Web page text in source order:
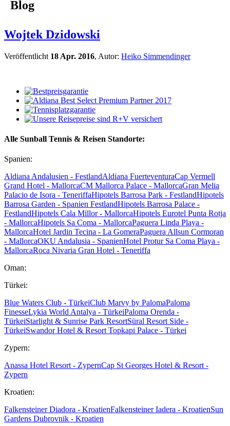
Blog
Wojtek Dzidowski
Veröffentlicht 18 Apr. 2016, Autor: Heiko Simmendinger
Alle Sunball Tennis & Reisen Standorte:
Spanien:
Aldiana Andalusien - FestlandAldiana FuerteventuraCap Vermell
Grand Hotel - MallorcaCM Mallorca Palace - MallorcaGran Melia
Palacio de Isora - TeneriffaHipotels Barrosa Park - FestlandHipotels
Barrosa Garden - Spanien FestlandHipotels Barrosa Palace -
FestlandHipotels Cala Millor - MallorcaHipotels Eurotel Punta Rotja
- MallorcaHipotels Sa Coma - MallorcaPaguera Linda Playa -
MallorcaHotel Jardin Tecina - La GomeraPaguera Allsun Cormoran
- MallorcaOKU Andalusia - SpanienHotel Protur Sa Coma Playa -
MallorcaRoca Nivaria Gran Hotel - Teneriffa
Oman:
Türkei:
Blue Waters Club - TürkeiClub Marvy by PalomaPaloma
FinesseLykia World Antalya - TürkeiPaloma Orenda -
TürkeiStarlight & Sunrise Park ResortSüral Resort Side -
TürkeiSwandor Hotel & Resort Topkapi Palace - Türkei
Zypern:
Anassa Hotel Resort - ZypernCap St Georges Hotel & Resort -
Zypern
Kroatien:
Falkensteiner Diadora - KroatienFalkensteiner Iadera - KroatienSun
Gardens Dubrovnik - Kroatien